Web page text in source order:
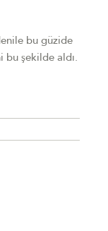
bu güzide
bu şekilde aldı.